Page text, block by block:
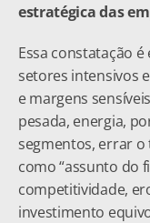
estratégica das
Essa constatação
setores intensivos
e margens
pesada, energia,
segmentos, errar
como “assunto do
competitividade,
investimento